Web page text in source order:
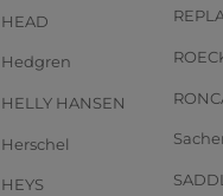
HEAD
Hedgren
HELLY HANSEN
Herschel
HEYS